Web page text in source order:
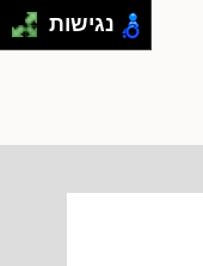
נגישות